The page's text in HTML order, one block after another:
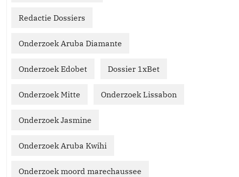
Redactie Dossiers
Onderzoek Aruba Diamante
Onderzoek Edobet Dossier 1xBet
Onderzoek Mitte Onderzoek Lissabon
Onderzoek Jasmine
Onderzoek Aruba Kwihi
Onderzoek moord marechaussee